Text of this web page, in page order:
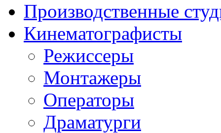
Производственные
Кинематографисты
Режиссеры
Монтажеры
Операторы
Драматурги